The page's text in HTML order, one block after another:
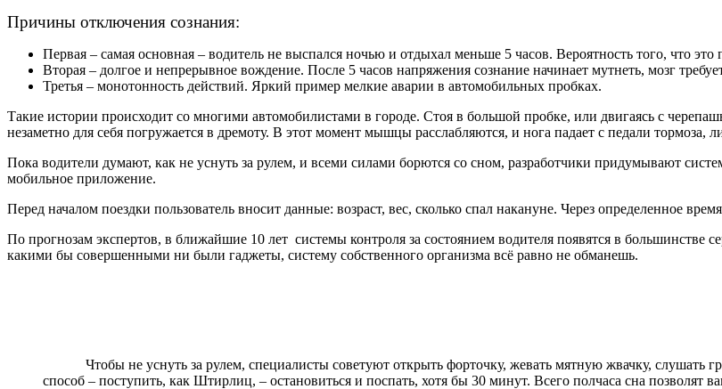
Причины отключения сознания:
Первая – самая основная – водитель не выспался ночью и отдыхал меньше 5 часов. Вероятность того, что это
Вторая – долгое и непрерывное вождение. После 5 часов напряжения сознание начинает мутнеть, мозг
Третья – монотонность действий. Яркий пример мелкие аварии в автомобильных пробках.
Такие истории происходит со многими автомобилистами в городе. Стоя в большой пробке, или двигаясь с
незаметно для себя погружается в дремоту. В этот момент мышцы расслабляются, и нога падает с педали тормоза,
Пока водители думают, как не уснуть за рулем, и всеми силами борются со сном, разработчики придумывают
мобильное приложение.
Перед началом поездки пользователь вносит данные: возраст, вес, сколько спал накануне. Через определенное
По прогнозам экспертов, в ближайшие 10 лет системы контроля за состоянием водителя появятся в
какими бы совершенными ни были гаджеты, систему собственного организма всё равно не обманешь.
Чтобы не уснуть за рулем, специалисты советуют открыть форточку, жевать мятную жвачку,
способ – поступить, как Штирлиц, – остановиться и поспать, хотя бы 30 минут. Всего полчаса сна